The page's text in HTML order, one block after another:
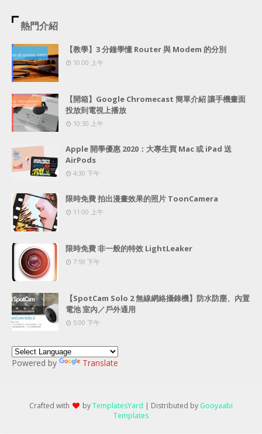
熱門介紹
【教學】3 分鐘學懂 Router 與 Modem 的分別
10:00 上午
【開箱】Google Chromecast 簡單介紹 讓手機畫面
投放到電視上播放
10:30 上午
Apple 開學優惠 2020：大專生買 Mac 或 iPad 送
AirPods
4:30 下午
限時免費 拍出漫畫效果的照片 ToonCamera
11:00 上午
限時免費 非一般的特效 LightLeaker
7:59 下午
【SpotCam Solo 2 無線網絡攝錄機】防水防塵、內置
電池 室內／戶外通用
5:00 下午
Powered by Translate
Crafted with byTemplatesYard | Distributed by Gooyaabi
Templates